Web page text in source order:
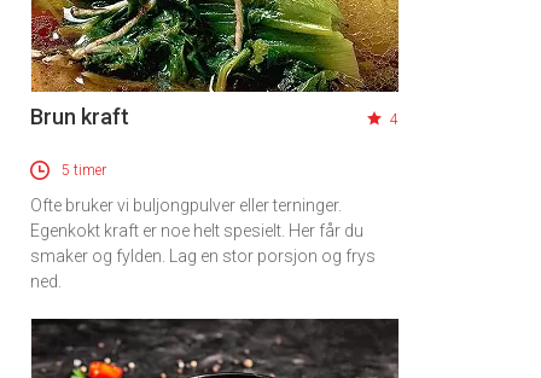
Brun kraft 4
5 timer
Ofte bruker vi buljongpulver eller terninger.
Egenkokt kraft er noe helt spesielt. Her får du
smaker og fylden. Lag en stor porsjon og frys
ned.